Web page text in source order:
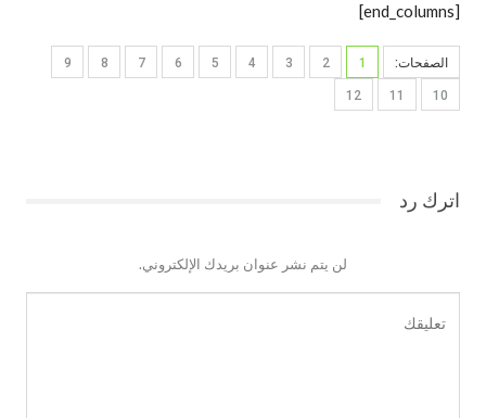
[end_columns]
الصفحات: 1
2
3
4
5
6
7
8
9
10
11
12
اترك رد
لن يتم نشر عنوان بريدك الإلكتروني.